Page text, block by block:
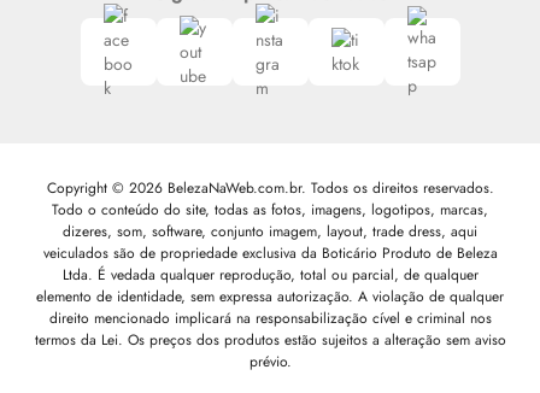
Copyright © 2026 BelezaNaWeb.com.br. Todos os direitos reservados.
Todo o conteúdo do site, todas as fotos, imagens, logotipos, marcas,
dizeres, som, software, conjunto imagem, layout, trade dress, aqui
veiculados são de propriedade exclusiva da Boticário Produto de Beleza
Ltda. É vedada qualquer reprodução, total ou parcial, de qualquer
elemento de identidade, sem expressa autorização. A violação de qualquer
direito mencionado implicará na responsabilização cível e criminal nos
termos da Lei. Os preços dos produtos estão sujeitos a alteração sem aviso
prévio.